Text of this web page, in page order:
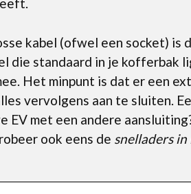
kabel (ofwel een socket) is
die standaard in je kofferbak
Het minpunt is dat er een
vervolgens aan te sluiten.
EV met een andere
ook eens de snelladers